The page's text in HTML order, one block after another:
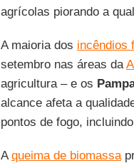
agrícolas piorando a
A maioria dos incêndios
setembro nas áreas da
agricultura – e os
alcance afeta a
pontos de fogo, incluindo
Aqueima de biomassa